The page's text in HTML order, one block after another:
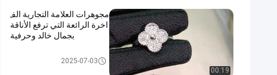
00:19
مجوهرات العلامة التجارية الف
اخرة الرائعة التي ترفع الأناقة
بجمال خالد وحرفية
مجوهرات العلامة التجارية الفاخرة
2025-07-03